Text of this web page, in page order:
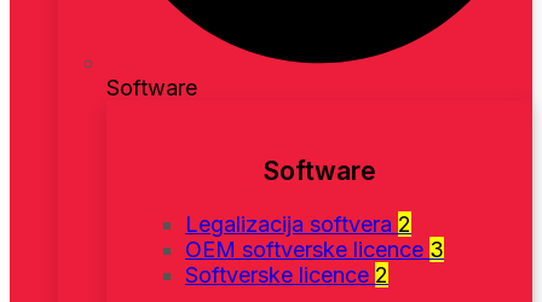
Software
Software
Legalizacija softvera 2
OEM softverske licence 3
Softverske licence 2